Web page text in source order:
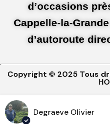
d’occasions
Cappelle-la-
d’autoroute
Copyright © 2025 Tous
Mentions légales
Politique de
Degraeve Olivier